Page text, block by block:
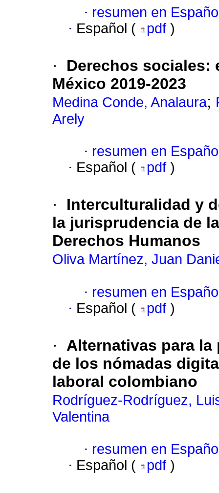
· resumen en
· Español ( pdf )
·
Derechos sociales:
México 2019-2023
Medina Conde, Analaura;
Arely
· resumen en
· Español ( pdf )
·
Interculturalidad y
la jurisprudencia de
Derechos Humanos
Oliva Martínez, Juan
· resumen en
· Español ( pdf )
·
Alternativas para
de los nómadas
laboral colombiano
Rodríguez-Rodríguez,
Valentina
· resumen en
· Español ( pdf )